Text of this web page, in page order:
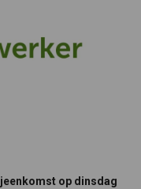
op dinsdag